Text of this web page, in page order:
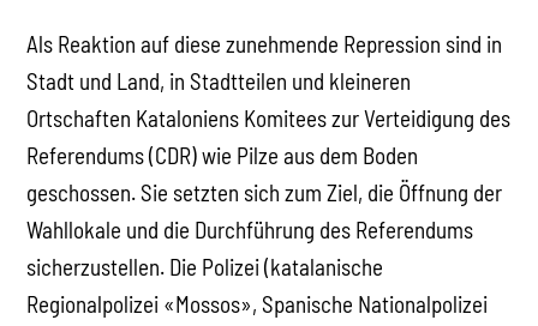
Als Reaktion auf diese zunehmende Repression sind in
Stadt und Land, in Stadtteilen und kleineren
Ortschaften Kataloniens Komitees zur Verteidigung des
Referendums (CDR) wie Pilze aus dem Boden
geschossen. Sie setzten sich zum Ziel, die Öffnung der
Wahllokale und die Durchführung des Referendums
sicherzustellen. Die Polizei (katalanische
Regionalpolizei «Mossos», Spanische Nationalpolizei